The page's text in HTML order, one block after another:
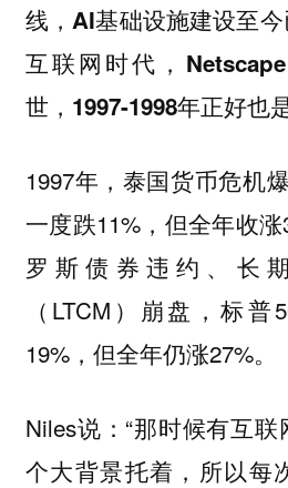
线，AI基础设施建设至
互联网时代，
世，1997-1998年正好也
1997年，泰国货币危机
一度跌11%，但全年收
罗斯债券违约、长
（LTCM）崩盘，标
19%，但全年仍涨27%。
Niles说：“那时候有互
个大背景托着，所以每